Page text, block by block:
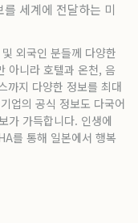
세계에 전달하는 미
외국인 분들께 다양한
아니라 호텔과 온천, 음
까지 다양한 정보를 최대
업의 공식 정보도 다국어
가 가득합니다. 인생에
를 통해 일본에서 행복